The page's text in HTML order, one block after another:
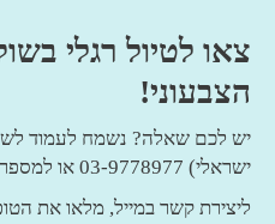
צאו לטיול רגלי
הצבעוני!
יש לכם שאלה? נשמח לעמוד
ישראלי) 03-9778977 או למספר: 03-7221220.
ליצירת קשר במייל, מלאו את